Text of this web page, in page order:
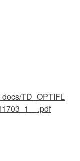
(FR)
TD_OPTIFL